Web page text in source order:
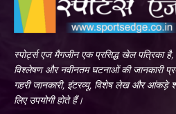
स्पोर्ट्स एज मैगजीन एक प्रसिद्ध खेल पत्रिका है,
विश्लेषण और नवीनतम घटनाओं की जानकारी
गहरी जानकारी, इंटरव्यू, विशेष लेख और आंकड़े
लिए उपयोगी होते हैं।